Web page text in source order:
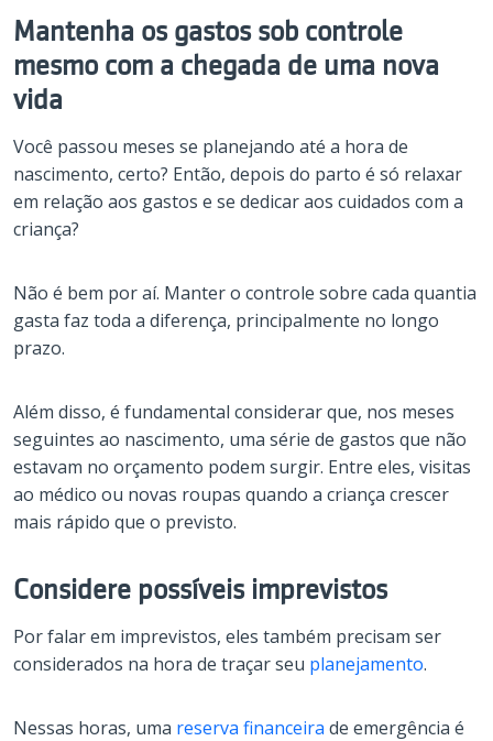
Mantenha os gastos sob controle
mesmo com a chegada de uma nova
vida
Você passou meses se planejando até a hora de
nascimento, certo? Então, depois do parto é só relaxar
em relação aos gastos e se dedicar aos cuidados com a
criança?
Não é bem por aí. Manter o controle sobre cada quantia
gasta faz toda a diferença, principalmente no longo
prazo.
Além disso, é fundamental considerar que, nos meses
seguintes ao nascimento, uma série de gastos que não
estavam no orçamento podem surgir. Entre eles, visitas
ao médico ou novas roupas quando a criança crescer
mais rápido que o previsto.
Considere possíveis imprevistos
Por falar em imprevistos, eles também precisam ser
considerados na hora de traçar seu planejamento.
Nessas horas, uma reserva financeira de emergência é